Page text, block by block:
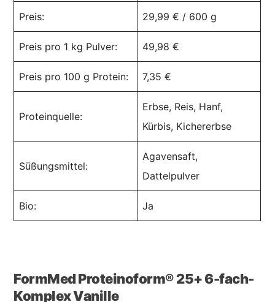
Preis: 29,99 € / 600 g
Preis pro 1 kg Pulver: 49,98 €
Preis pro 100 g Protein: 7,35 €
Proteinquelle:
Erbse, Reis, Hanf,
Kürbis, Kichererbse
Süßungsmittel:
Agavensaft,
Dattelpulver
Bio: Ja
FormMed Proteinoform® 25+ 6-fach-
Komplex Vanille